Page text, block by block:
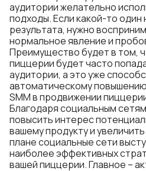
аудитории желательно
подходы. Если какой-то
результата, нужно
нормальное явление и
Преимущество будет в том,
пиццерии будет часто
аудитории, а это уже
автоматическому
SMM в продвижении
Благодаря социальным
повысить интерес
вашему продукту и
плане социальные сети
наиболее эффективных
вашей пиццерии. Главное –